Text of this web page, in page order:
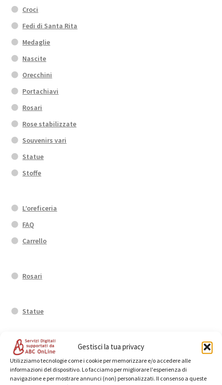
Gestisci la tua privacy
Utilizziamo tecnologie come i cookie per memorizzare e/o accedere alle
informazioni del dispositivo. Lo facciamo per migliorare l'esperienza di
navigazione e per mostrare annunci (non) personalizzati. Il consenso a queste
Croci
Fedi di Santa Rita
Medaglie
Nascite
Orecchini
Portachiavi
Rosari
Rose stabilizzate
Souvenirs vari
Statue
Stoffe
L’oreficeria
FAQ
Carrello
Rosari
Statue
Anelli
Orecchini